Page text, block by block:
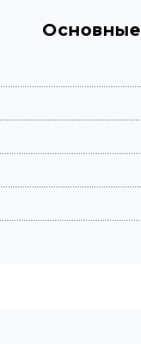
Основные